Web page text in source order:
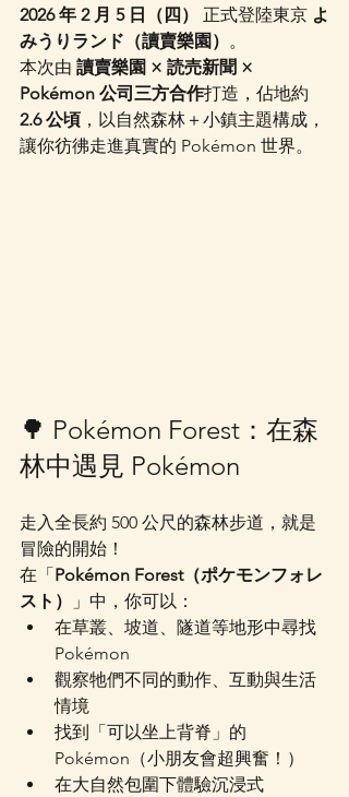
2026 年 2 月 5 日（四）
正式登陸東京 よ
みうりランド（讀賣樂園） 。
本次由 讀賣樂園 × 読売新聞 ×
Pokémon 公司三方合作打造，佔地約
2.6 公頃 ，以自然森林＋小鎮主題構成，
讓你彷彿走進真實的 Pokémon 世界。
🌳 Pokémon Forest：在森
林中遇見 Pokémon
走入全長約 500 公尺的森林步道，就是
冒險的開始！
在「 Pokémon Forest（ポケモンフォレ
スト）
」中，你可以：
在草叢、坡道、隧道等地形中尋找
Pokémon
觀察牠們不同的動作、互動與生活
情境
找到「可以坐上背脊」的
Pokémon（小朋友會超興奮！）
在大自然包圍下體驗沉浸式